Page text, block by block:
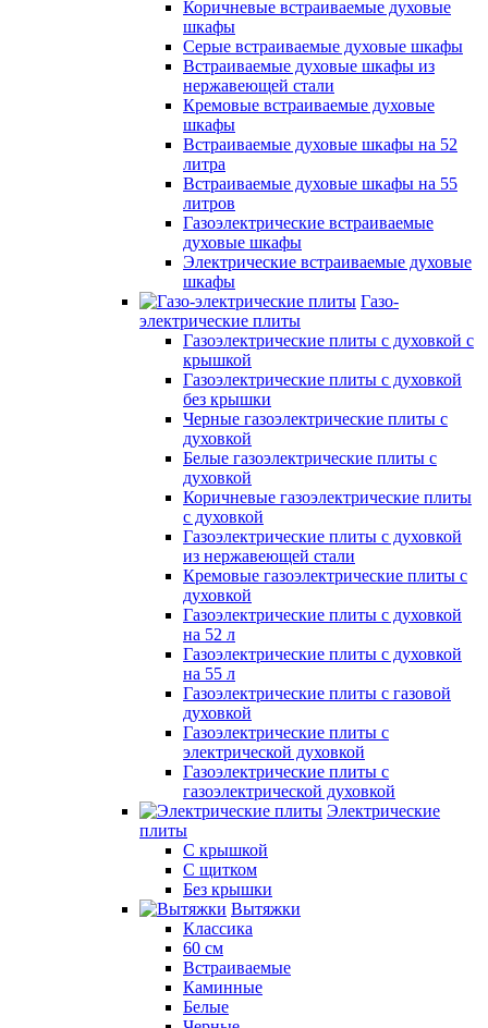
Коричневые встраиваемые духовые
шкафы
Серые встраиваемые духовые шкафы
Встраиваемые духовые шкафы из
нержавеющей стали
Кремовые встраиваемые духовые
шкафы
Встраиваемые духовые шкафы на 52
литра
Встраиваемые духовые шкафы на 55
литров
Газоэлектрические встраиваемые
духовые шкафы
Электрические встраиваемые духовые
шкафы
Газо-
электрические плиты
Газоэлектрические плиты с духовкой с
крышкой
Газоэлектрические плиты с духовкой
без крышки
Черные газоэлектрические плиты с
духовкой
Белые газоэлектрические плиты с
духовкой
Коричневые газоэлектрические плиты
с духовкой
Газоэлектрические плиты с духовкой
из нержавеющей стали
Кремовые газоэлектрические плиты с
духовкой
Газоэлектрические плиты с духовкой
на 52 л
Газоэлектрические плиты с духовкой
на 55 л
Газоэлектрические плиты с газовой
духовкой
Газоэлектрические плиты с
электрической духовкой
Газоэлектрические плиты с
газоэлектрической духовкой
Электрические
плиты
С крышкой
С щитком
Без крышки
Вытяжки
Классика
60 см
Встраиваемые
Каминные
Белые